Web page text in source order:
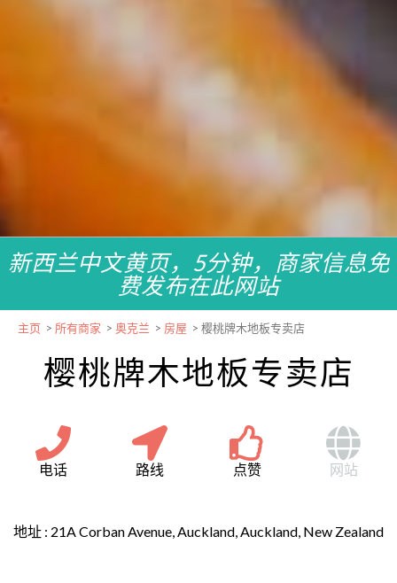
新西兰中文黄页，5分钟，商家信息免
费发布在此网站
主页 > 所有商家 > 奥克兰 > 房屋 > 樱桃牌木地板专卖店
樱桃牌木地板专卖店
电话 路线 点赞 网站
地址 : 21A Corban Avenue, Auckland, Auckland, New Zealand